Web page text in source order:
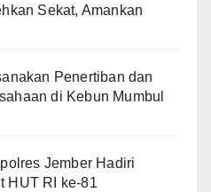
Sekat, Amankan
Penertiban dan
di Kebun Mumbul
Jember Hadiri
HUT RI ke-81